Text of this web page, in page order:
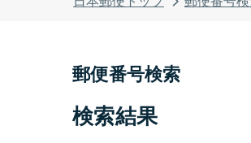
郵便番号検索
検索結果